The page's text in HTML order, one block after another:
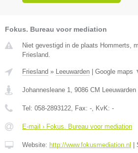
Fokus. Bureau voor mediation
Niet gevestigd in de plaats Hommerts,
Friesland.
Friesland » Leeuwarden | Google maps
Johannesleane 1 9086 CM Leeuwarden
Tel: 058-2893122 , Fax: - , KvK: -
E-mail › Fokus. Bureau voor mediation
Website: http://www.fokusmediation.nl |